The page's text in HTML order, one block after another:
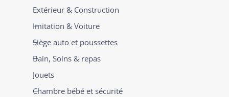
Extérieur & Construction
Imitation & Voiture
Siège auto et poussettes
Bain, Soins & repas
Jouets
Chambre bébé et sécurité